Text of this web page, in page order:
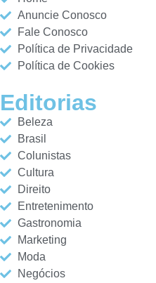
Anuncie Conosco
Fale Conosco
Política de Privacidade
Política de Cookies
Editorias
Beleza
Brasil
Colunistas
Cultura
Direito
Entretenimento
Gastronomia
Marketing
Moda
Negócios